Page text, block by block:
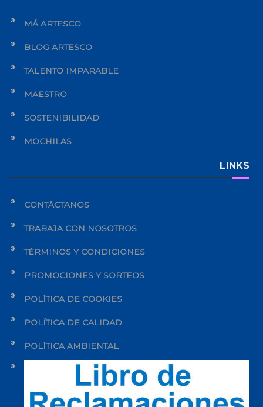
MÁ ARTESCO
BLOG ARTESCO
TALENTO IMPARABLE
MAESTRO
SOSTENIBILIDAD
MOCHILAS
LINKS
CONTÁCTANOS
TRABAJA CON NOSOTROS
TÉRMINOS Y CONDICIONES
PROMOCIONES Y SORTEOS
POLÍTICA DE COOKIES
POLÍTICA DE CALIDAD
POLÍTICA AMBIENTAL